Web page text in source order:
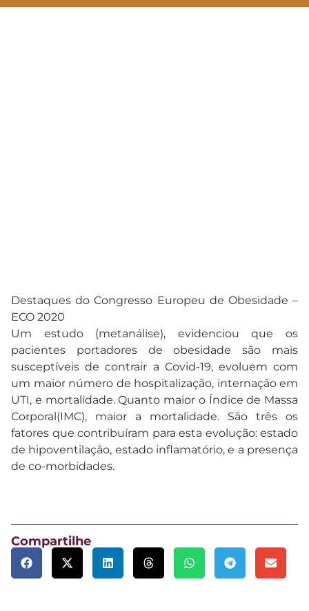
Destaques do Congresso Europeu de Obesidade –
ECO 2020
Um estudo (metanálise), evidenciou que os
pacientes portadores de obesidade são mais
susceptíveis de contrair a Covid-19, evoluem com
um maior número de hospitalização, internação em
UTI, e mortalidade. Quanto maior o Índice de Massa
Corporal(IMC), maior a mortalidade. São três os
fatores que contribuíram para esta evolução: estado
de hipoventilação, estado inflamatório, e a presença
de co-morbidades.
Compartilhe